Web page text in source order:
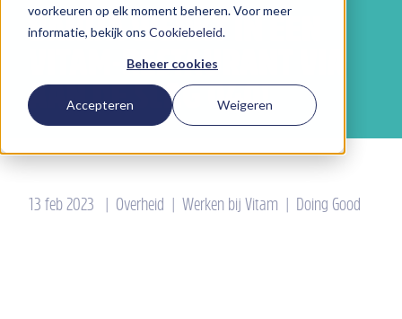
voorkeuren op elk moment beheren. Voor meer
informatie, bekijk ons Cookiebeleid.
Beheer cookies
Accepteren Weigeren
Werken bij
BAHIJA WERKT IN EEN
VITAM-RESTAURANT VIA
AAN DE SLAG 040!
13 feb 2023 | Overheid | Werken bij Vitam | Doing Good